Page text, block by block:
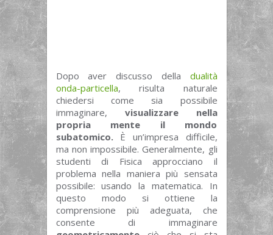
Dopo aver discusso della dualità
onda-particella, risulta naturale
chiedersi come sia possibile
immaginare, visualizzare nella
propria mente il mondo
subatomico.È un’impresa difficile,
ma non impossibile. Generalmente, gli
studenti di Fisica approcciano il
problema nella maniera più sensata
possibile: usando la matematica. In
questo modo si ottiene la
comprensione più adeguata, che
consente di immaginare